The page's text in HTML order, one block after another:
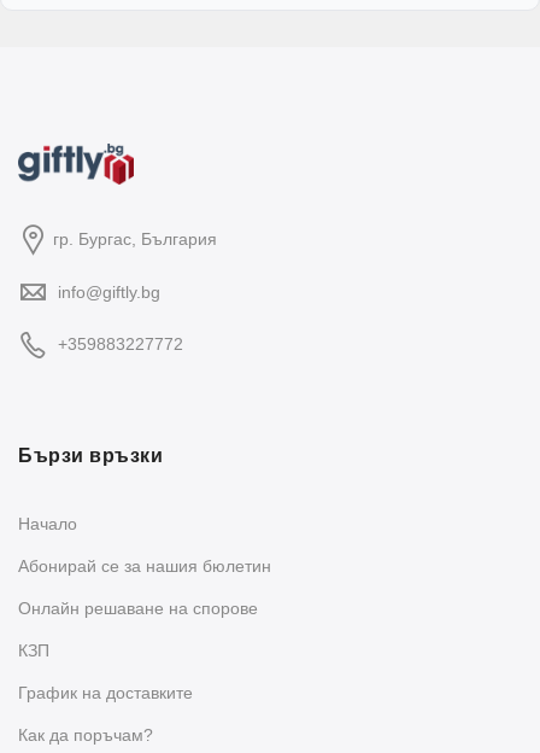
гр. Бургас, България
info@giftly.bg
+359883227772
Бързи връзки
Начало
Абонирай се за нашия бюлетин
Oнлайн решаване на спорове
КЗП
График на доставките
Как да поръчам?